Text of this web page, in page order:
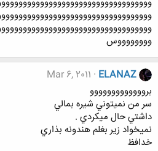
ووووووووس
ELANAZ
Mar 6, 2011
برووووووووووووو
سر من نميتوني شيره بمالي
داشتي حال ميكردي .
نميخواد زير بغلم هندونه بذاري
خدافظ